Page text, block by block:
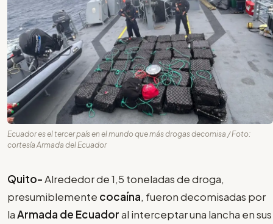
Ecuador es el tercer país en el mundo que más drogas decomisa / Foto:
cortesía Armada del Ecuador
Quito-Alrededor de 1,5 toneladas de droga,
presumiblemente cocaína, fueron decomisadas por
laArmada de Ecuadoral interceptar una lancha en sus